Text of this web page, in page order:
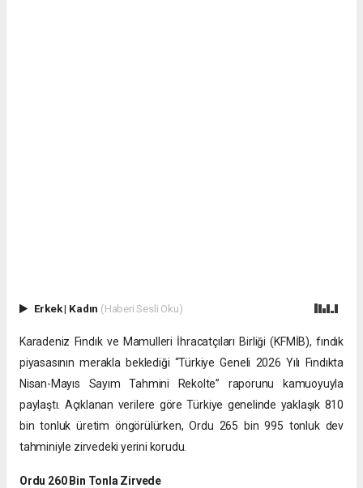
Erkek| Kadın (Haberi Sesli Oku)
Karadeniz Fındık ve Mamulleri İhracatçıları Birliği (KFMİB), fındık
piyasasının merakla beklediği “Türkiye Geneli 2026 Yılı Fındıkta
Nisan-Mayıs Sayım Tahmini Rekolte” raporunu kamuoyuyla
paylaştı. Açıklanan verilere göre Türkiye genelinde yaklaşık 810
bin tonluk üretim öngörülürken, Ordu 265 bin 995 tonluk dev
tahminiyle zirvedeki yerini korudu.
Ordu 260 Bin Tonla Zirvede